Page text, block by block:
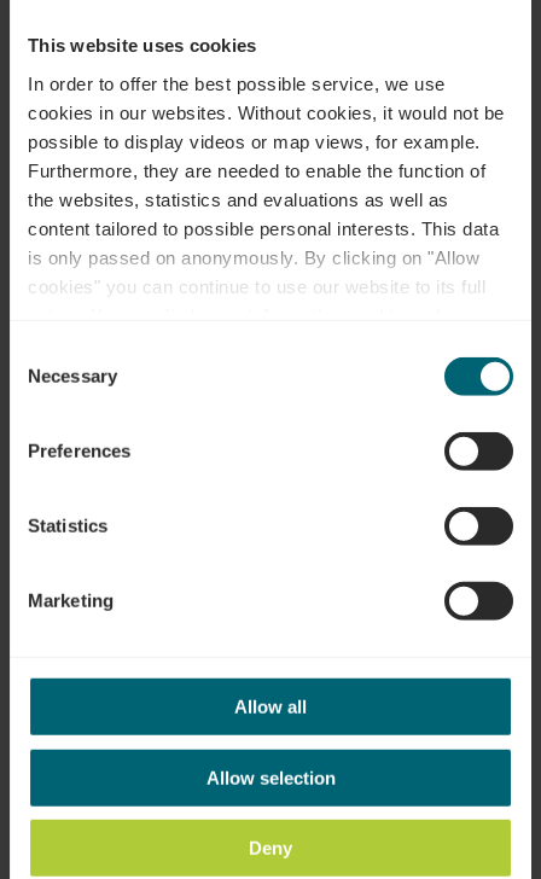
This website uses cookies
In order to offer the best possible service, we use
cookies in our websites. Without cookies, it would not be
possible to display videos or map views, for example.
Furthermore, they are needed to enable the function of
the websites, statistics and evaluations as well as
content tailored to possible personal interests. This data
is only passed on anonymously. By clicking on "Allow
cookies" you can continue to use our website to its full
time.
Selection
Necessary
Preferences
Statistics
Marketing
Allow all
Allow selection
Deny
Contact
Adres:
Camping Schützwiese
8, Rue de la Sûre
L-6649 Wasserbillig
Tel.:
Homepage: http://www.visitwasserbillig.lu